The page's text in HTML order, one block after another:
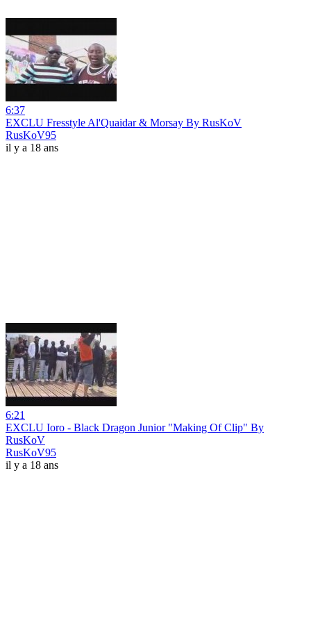
6:37
EXCLU Fresstyle Al'Quaidar & Morsay By RusKoV
RusKoV95
il y a 18 ans
6:21
EXCLU Ioro - Black Dragon Junior "Making Of Clip" By
RusKoV
RusKoV95
il y a 18 ans